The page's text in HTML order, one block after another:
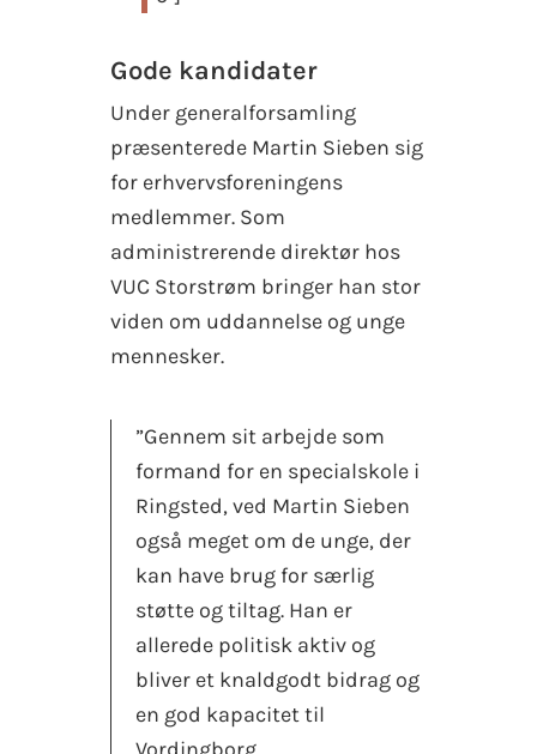
Gode kandidater
Under generalforsamling
præsenterede Martin Sieben sig
for erhvervsforeningens
medlemmer. Som
administrerende direktør hos
VUC Storstrøm bringer han stor
viden om uddannelse og unge
mennesker.
”Gennem sit arbejde som
formand for en specialskole i
Ringsted, ved Martin Sieben
også meget om de unge, der
kan have brug for særlig
støtte og tiltag. Han er
allerede politisk aktiv og
bliver et knaldgodt bidrag og
en god kapacitet til